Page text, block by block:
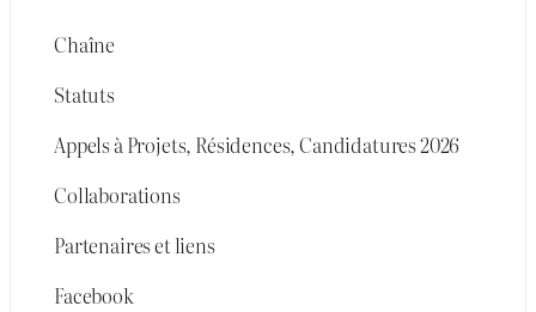
Chaîne
Statuts
Appels à Projets, Résidences, Candidatures 2026
Collaborations
Partenaires et liens
Facebook